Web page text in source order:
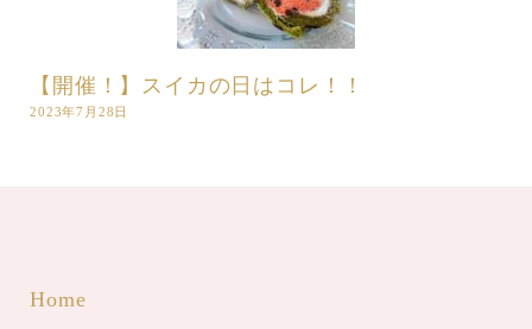
【開催！】スイカの日はコレ！！
2023年7月28日
Home